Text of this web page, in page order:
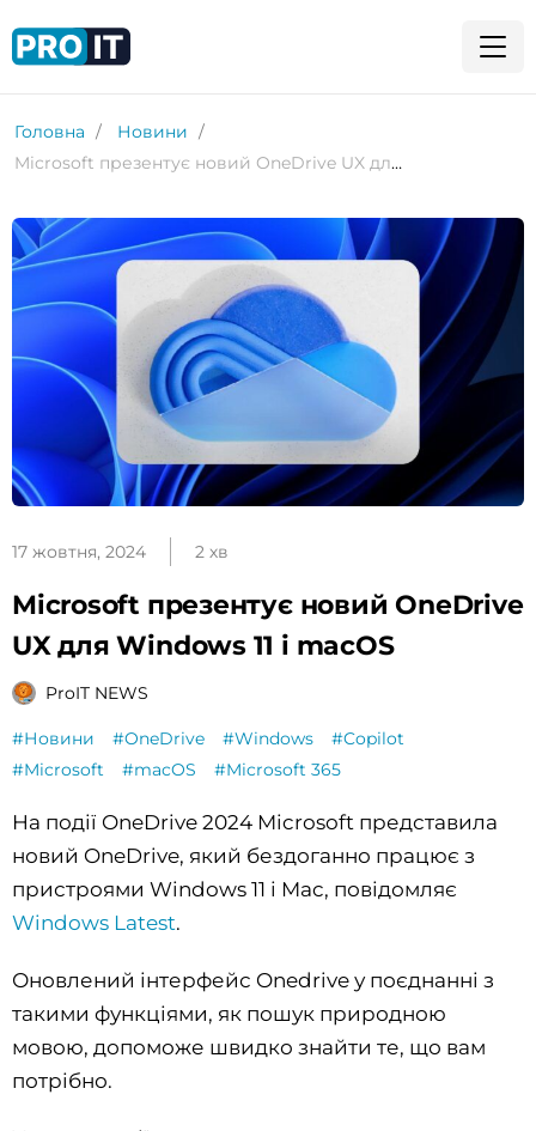
Головна
Новини
Microsoft презентує новий OneDrive UX для Windows 11 і macOS
17 жовтня, 2024 2 хв
Microsoft презентує новий OneDrive
UX для Windows 11 і macOS
ProIT NEWS
#Новини #OneDrive #Windows
#Copilot
#Microsoft
#macOS #Microsoft 365
На події OneDrive 2024 Microsoft представила
новий OneDrive, який бездоганно працює з
пристроями Windows 11 і Mac, повідомляє
Windows Latest.
Оновлений інтерфейс Onedrive у поєднанні з
такими функціями, як пошук природною
мовою, допоможе швидко знайти те, що вам
потрібно.